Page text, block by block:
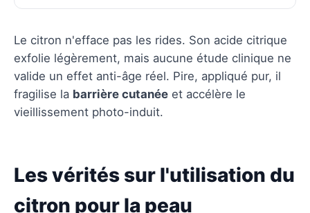
Les vérités sur l'utilisation du citron pour la
Les nouvelles perspectives des soins anti-âge
naturels
Questions fréquentes
Le citron n'efface pas les rides. Son acide citrique
exfolie légèrement, mais aucune étude clinique ne
valide un effet anti-âge réel. Pire, appliqué pur, il
fragilise la barrière cutanée et accélère le
vieillissement photo-induit.
Les vérités sur l'utilisation du
citron pour la peau